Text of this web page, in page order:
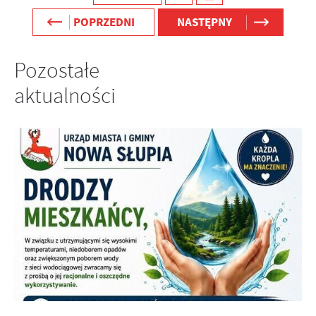
POPRZEDNI
NASTĘPNY
Pozostałe
aktualności